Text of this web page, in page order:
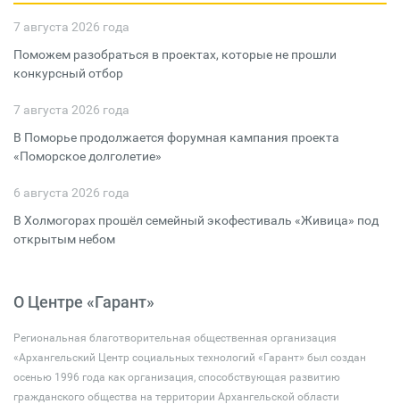
7 августа 2026 года
Поможем разобраться в проектах, которые не прошли
конкурсный отбор
7 августа 2026 года
В Поморье продолжается форумная кампания проекта
«Поморское долголетие»
6 августа 2026 года
В Холмогорах прошёл семейный экофестиваль «Живица» под
открытым небом
О Центре «Гарант»
Региональная благотворительная общественная организация
«Архангельский Центр социальных технологий «Гарант» был создан
осенью 1996 года как организация, способствующая развитию
гражданского общества на территории Архангельской области